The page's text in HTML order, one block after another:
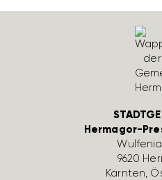
Hermagor-
9620
Kärnten,